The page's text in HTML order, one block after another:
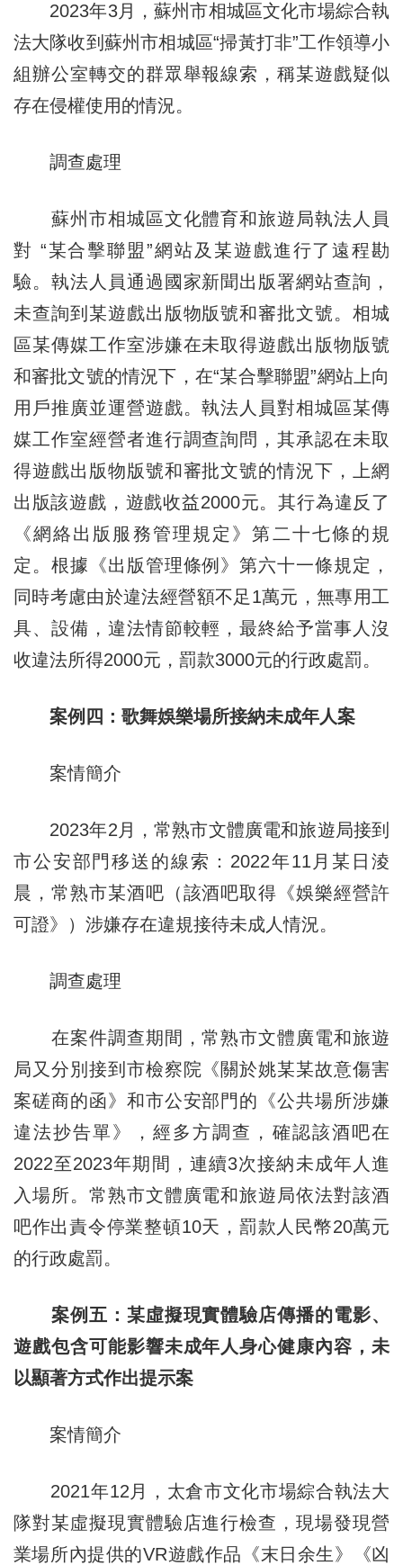
2023年3月，蘇州市相城區文化市場綜合執
法大隊收到蘇州市相城區“掃黃打非”工作領導小
組辦公室轉交的群眾舉報線索，稱某遊戲疑似
存在侵權使用的情況。
調查處理
蘇州市相城區文化體育和旅遊局執法人員
對 “某合擊聯盟”網站及某遊戲進行了遠程勘
驗。執法人員通過國家新聞出版署網站查詢，
未查詢到某遊戲出版物版號和審批文號。相城
區某傳媒工作室涉嫌在未取得遊戲出版物版號
和審批文號的情況下，在“某合擊聯盟”網站上向
用戶推廣並運營遊戲。執法人員對相城區某傳
媒工作室經營者進行調查詢問，其承認在未取
得遊戲出版物版號和審批文號的情況下，上網
出版該遊戲，遊戲收益2000元。其行為違反了
《網絡出版服務管理規定》第二十七條的規
定。根據《出版管理條例》第六十一條規定，
同時考慮由於違法經營額不足1萬元，無專用工
具、設備，違法情節較輕，最終給予當事人沒
收違法所得2000元，罰款3000元的行政處罰。
案例四：歌舞娛樂場所接納未成年人案
案情簡介
2023年2月，常熟市文體廣電和旅遊局接到
市公安部門移送的線索：2022年11月某日淩
晨，常熟市某酒吧（該酒吧取得《娛樂經營許
可證》）涉嫌存在違規接待未成人情況。
調查處理
在案件調查期間，常熟市文體廣電和旅遊
局又分別接到市檢察院《關於姚某某故意傷害
案磋商的函》和市公安部門的《公共場所涉嫌
違法抄告單》，經多方調查，確認該酒吧在
2022至2023年期間，連續3次接納未成年人進
入場所。常熟市文體廣電和旅遊局依法對該酒
吧作出責令停業整頓10天，罰款人民幣20萬元
的行政處罰。
案例五：某虛擬現實體驗店傳播的電影、
遊戲包含可能影響未成年人身心健康內容，未
以顯著方式作出提示案
案情簡介
2021年12月，太倉市文化市場綜合執法大
隊對某虛擬現實體驗店進行檢查，現場發現營
業場所內提供的VR遊戲作品《末日余生》《凶